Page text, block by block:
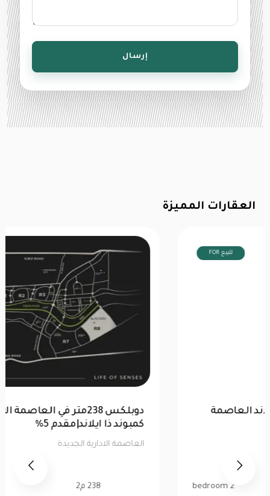
إرسال
العقارات المميزة
FOR للبيع
للبيع |شقة 99 متر|كمبوند ذا ايلاند العاصمة
99 م2